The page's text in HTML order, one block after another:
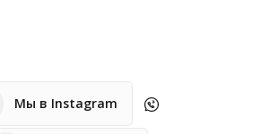
Мы в Instagram